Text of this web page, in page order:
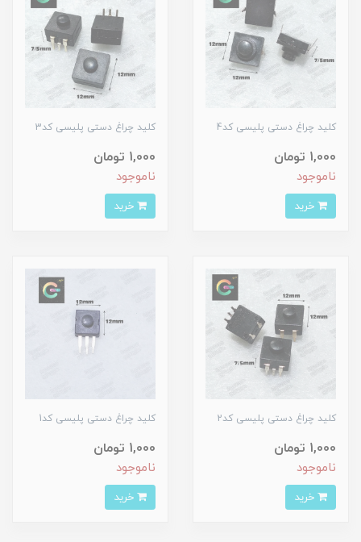
کلید چراغ دستی پلیسی کد4
1,000 تومان
ناموجود
کلید چراغ دستی پلیسی کد3
1,000 تومان
ناموجود
کلید چراغ دستی پلیسی کد2
1,000 تومان
ناموجود
کلید چراغ دستی پلیسی کد1
1,000 تومان
ناموجود